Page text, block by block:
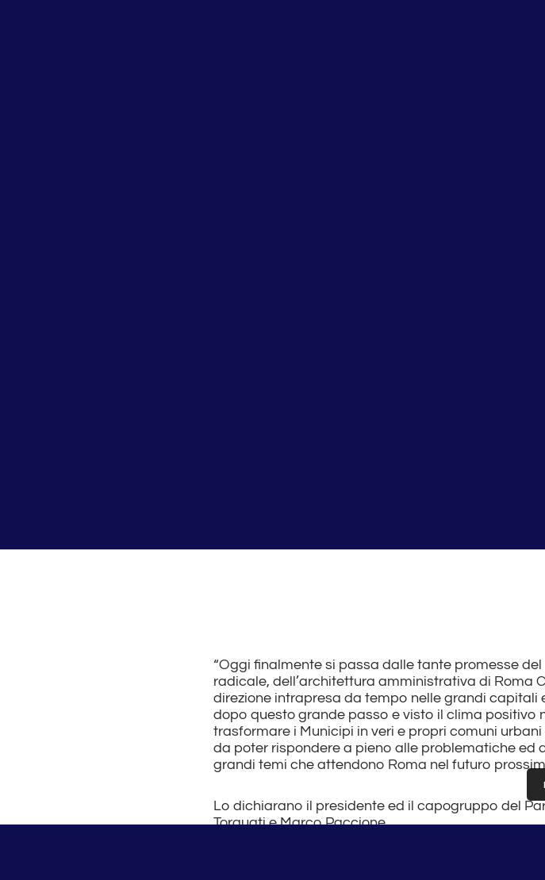
“Oggi finalmente si passa dalle tante promesse
radicale, dell’architettura amministrativa di Roma
direzione intrapresa da tempo nelle grandi
dopo questo grande passo e visto il clima positivo
trasformare i Municipi in veri e propri comuni
da poter rispondere a pieno alle problematiche ed
grandi temi che attendono Roma nel futuro
Lo dichiarano il presidente ed il capogruppo del
Torquati e Marco Paccione.